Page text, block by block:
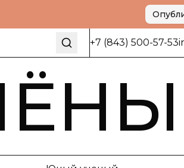
+7 (843) 500-57-53